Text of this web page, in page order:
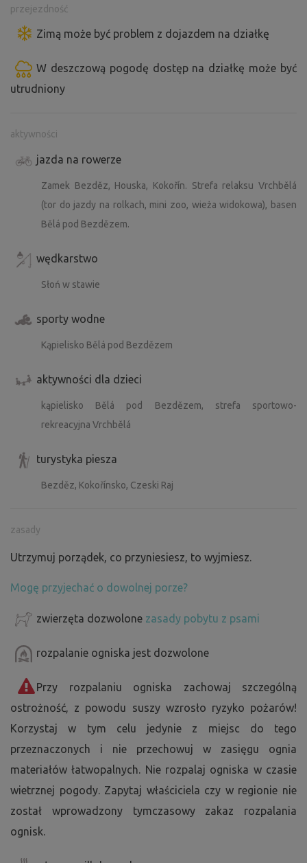
przejezdność
Zimą może być problem z dojazdem na działkę
W deszczową pogodę dostęp na działkę może być
utrudniony
aktywności
jazda na rowerze
Zamek Bezděz, Houska, Kokořín. Strefa relaksu Vrchbělá
(tor do jazdy na rolkach, mini zoo, wieża widokowa), basen
Bělá pod Bezdězem.
wędkarstwo
Słoń w stawie
sporty wodne
Kąpielisko Bělá pod Bezdězem
aktywności dla dzieci
kąpielisko Bělá pod Bezdězem, strefa sportowo-
rekreacyjna Vrchbělá
turystyka piesza
Bezděz, Kokořínsko, Czeski Raj
zasady
Utrzymuj porządek, co przyniesiesz, to wyjmiesz.
Mogę przyjechać o dowolnej porze?
zwierzęta dozwolone zasady pobytu z psami
rozpalanie ogniska jest dozwolone
Przy rozpalaniu ogniska zachowaj szczególną
ostrożność, z powodu suszy wzrosło ryzyko pożarów!
Korzystaj w tym celu jedynie z miejsc do tego
przeznaczonych i nie przechowuj w zasięgu ognia
materiałów łatwopalnych. Nie rozpalaj ogniska w czasie
wietrznej pogody. Zapytaj właściciela czy w regionie nie
został wprowadzony tymczasowy zakaz rozpalania
ognisk.